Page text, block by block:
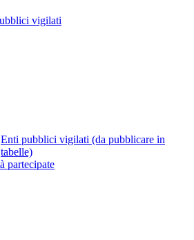
vigilati
Enti pubblici vigilati (da pubblicare in
tabelle)
partecipate